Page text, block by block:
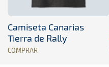
Camiseta Canarias
Tierra de Rally
COMPRAR